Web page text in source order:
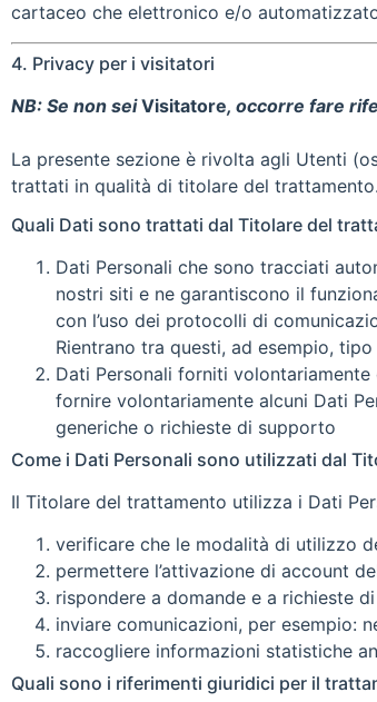
cartaceo che elettronico e/o
4. Privacy per i visitatori
NB: Se non seiVisitatore, occorre fare
La presente sezione è rivolta agli Utenti
trattati in qualità di titolare del trattamento.
Quali Dati sono trattati dal Titolare del
Dati Personali che sono tracciati
nostri siti e ne garantiscono il
con l’uso dei protocolli di
Rientrano tra questi, ad esempio,
Dati Personali forniti
fornire volontariamente alcuni Dati
generiche o richieste di supporto
Come i Dati Personali sono utilizzati dal
Il Titolare del trattamento utilizza i Dati
verificare che le modalità di utilizzo
permettere l’attivazione di account
rispondere a domande e a richieste
inviare comunicazioni, per esempio:
raccogliere informazioni statistiche
Quali sono i riferimenti giuridici per il